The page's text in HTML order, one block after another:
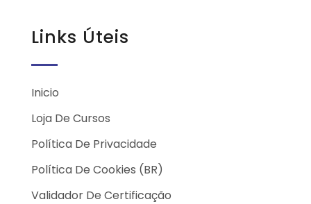
Links Úteis
Inicio
Loja De Cursos
Política De Privacidade
Política De Cookies (BR)
Validador De Certificação